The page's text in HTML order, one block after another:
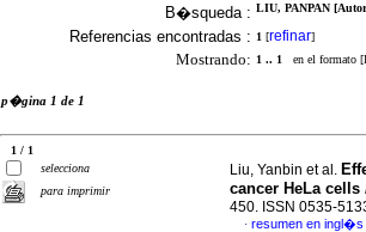
B�squeda : LIU, PANPAN
Referencias encontradas : 1 [refinar]
Mostrando: 1 .. 1 en el formato [
p�gina 1 de 1
1 / 1
selecciona
para imprimir
Liu, Yanbin et al.
cancer HeLa cells
450. ISSN 0535-
· resumen en ingl�s